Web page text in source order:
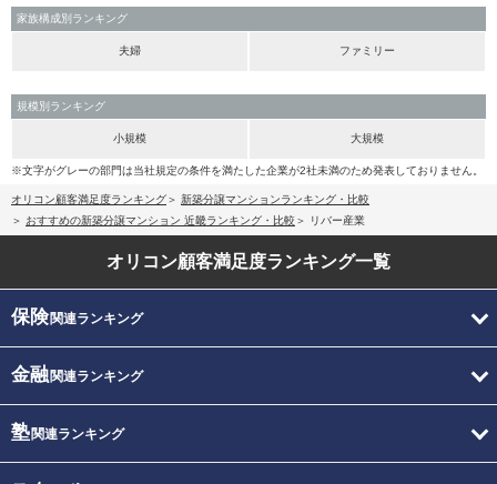
家族構成別ランキング
夫婦 ファミリー
規模別ランキング
小規模 大規模
※文字がグレーの部門は当社規定の条件を満たした企業が2社未満のため発表しておりません。
オリコン顧客満足度ランキング
新築分譲マンションランキング・比較
おすすめの新築分譲マンション 近畿ランキング・比較
リバー産業
オリコン顧客満足度ランキング一覧
保険関連ランキング
金融関連ランキング
塾関連ランキング